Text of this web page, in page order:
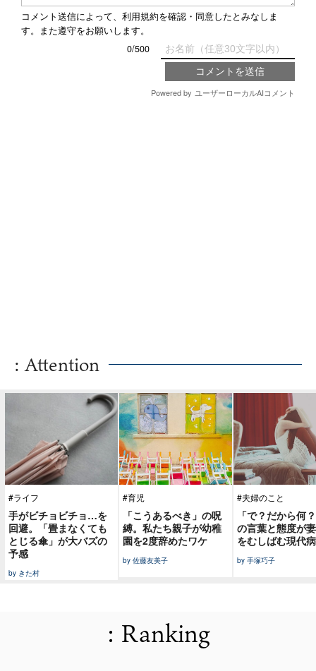
: Attention
#ライフ
手がビチョビチョ…を
回避。「畳まなくても
とじる傘」が大バズの
予感
by きた村
#育児
「こうあるべき」の呪
縛。私たち親子が幼稚
園を2度辞めたワケ
by 佐藤友美子
#夫婦のこと
「で？だから何
の言葉と態度が
をむしばむ現代病
by 手塚巧子
: Ranking